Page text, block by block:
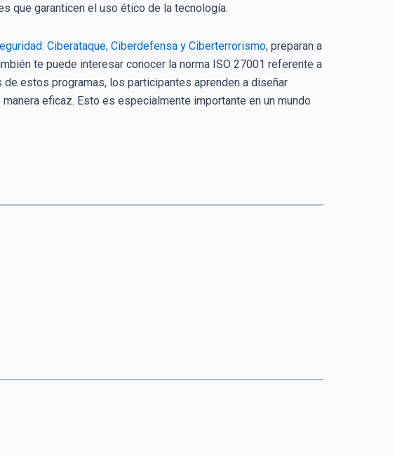
que garanticen el uso ético de la tecnología.
Ciberataque, Ciberdefensa y Ciberterrorismo, preparan a
te puede interesar conocer la norma ISO 27001 referente a
de estos programas, los participantes aprenden a diseñar
eficaz. Esto es especialmente importante en un mundo